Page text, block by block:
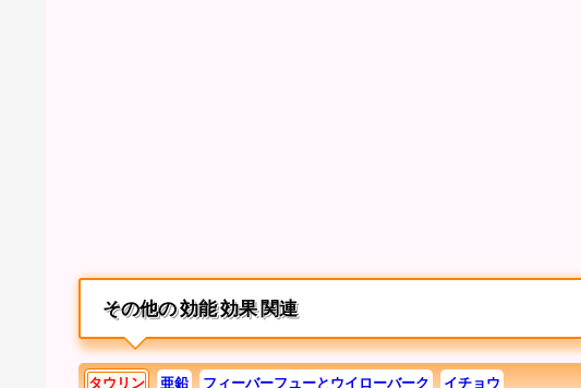
その他の 効能 効果 関連
タウリン 亜鉛 フィーバーフューとウイローバーク イチョウ